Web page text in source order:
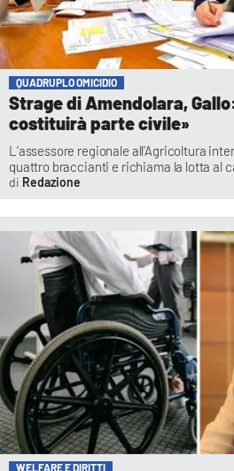
QUADRUPLO OMICIDIO
Strage di Amendolara,
costituirà parte civile»
L’assessore regionale all’Agricoltura
quattro braccianti e richiama la lotta al
Redazione
WELFARE E DIRITTI